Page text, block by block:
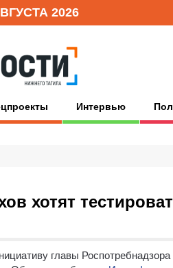
2026
Интервью
хотят
главы